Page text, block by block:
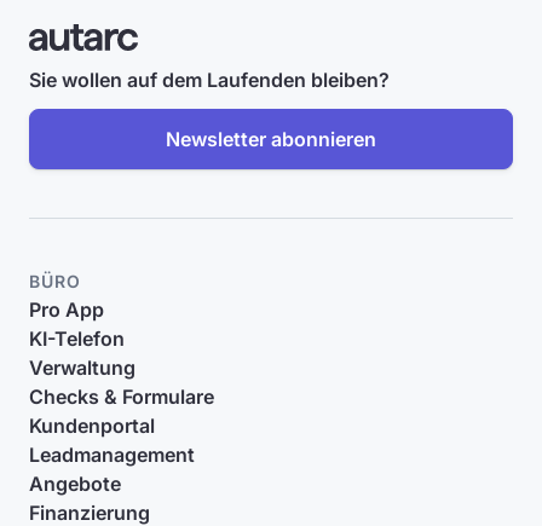
Sie wollen auf dem Laufenden bleiben?
Newsletter abonnieren
BÜRO
Pro App
KI-Telefon
Verwaltung
Checks & Formulare
Kundenportal
Leadmanagement
Angebote
Finanzierung